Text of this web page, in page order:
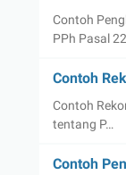
Contoh
PPh Pasal
Contoh
Contoh
tentang P…
Contoh